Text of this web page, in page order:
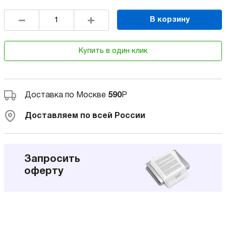
В корзину
Купить в один клик
Доставка по Москве 590Р
Доставляем по всей России
Запросить
оферту